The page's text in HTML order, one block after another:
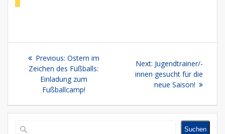
Beitragsnavigation
Previous: Previous
post:
Ostern im
Zeichen des Fußballs:
Einladung zum
Fußballcamp!
Next: Next
post:
Jugendtrainer/-
innen gesucht für die
neue Saison!
Suchen